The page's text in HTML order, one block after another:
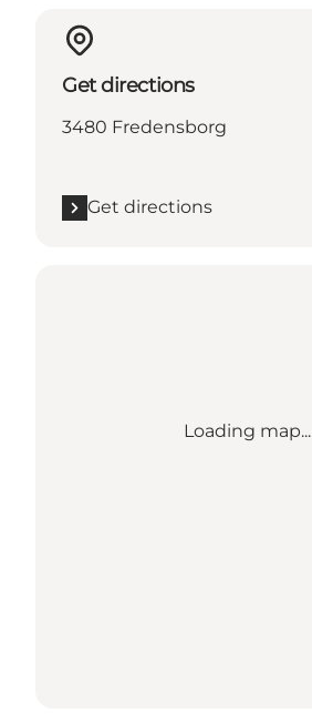
Get directions
3480 Fredensborg
Get directions
Loading map...